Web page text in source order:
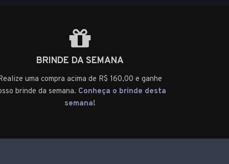
BRINDE DA SEMANA
uma compra acima de R$ 160,00 e ganhe
brinde da semana. Conheça o brinde desta
semana!